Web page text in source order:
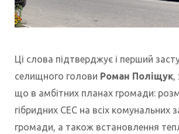
Ці слова підтверджує і перший
селищного голови Роман Поліщук,
що в амбітних планах громади:
гібридних СЕС на всіх комунальних
громади, а також встановлення